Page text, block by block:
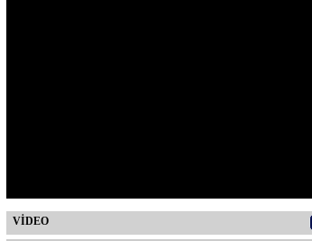
VİDEO